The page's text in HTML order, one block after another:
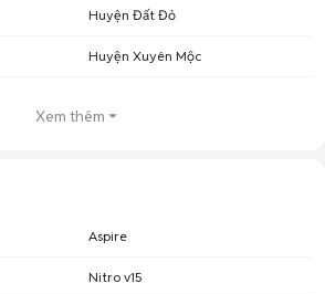
Acer có bền không? Có nên mua laptop Acer?
Huyện Đất Đỏ
Huyện Xuyên Mộc
Xem thêm
Aspire
Nitro v15